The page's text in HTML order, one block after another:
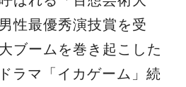
性最優秀演技賞を受
ブームを巻き起こした
ラマ「イカゲーム」続